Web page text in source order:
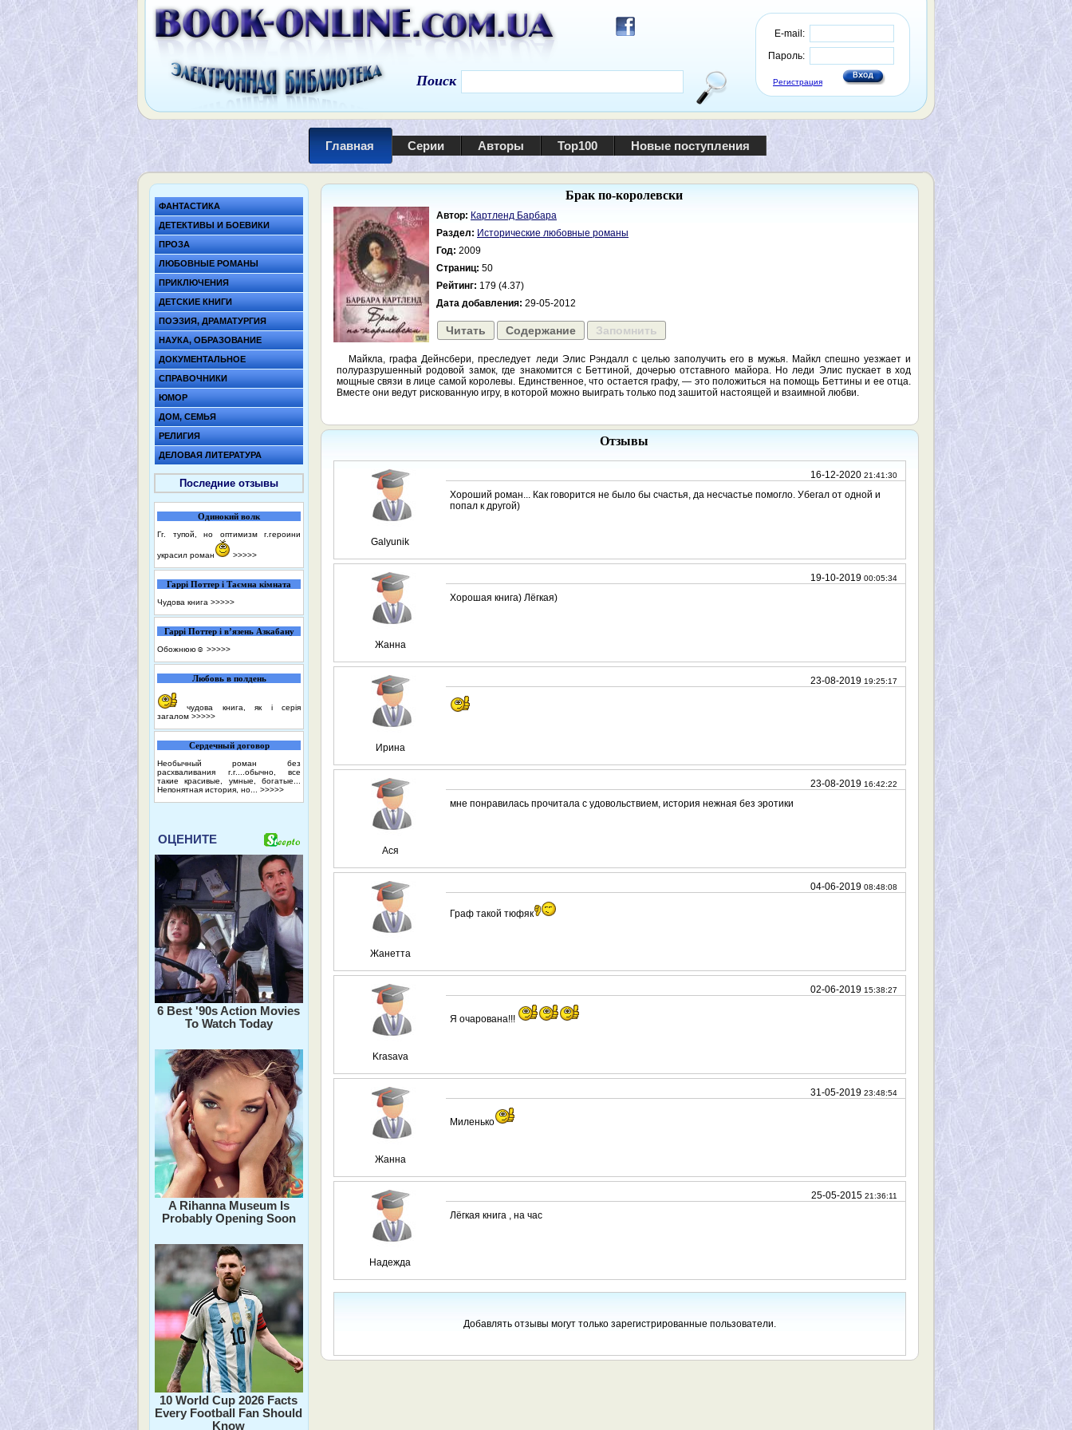
E-mail:
Пароль:
Регистрация
Поиск
Главная Серии Авторы Top100 Новые поступления
ФАНТАСТИКА
ДЕТЕКТИВЫ И БОЕВИКИ
ПРОЗА
ЛЮБОВНЫЕ РОМАНЫ
ПРИКЛЮЧЕНИЯ
ДЕТСКИЕ КНИГИ
ПОЭЗИЯ, ДРАМАТУРГИЯ
НАУКА, ОБРАЗОВАНИЕ
ДОКУМЕНТАЛЬНОЕ
СПРАВОЧНИКИ
ЮМОР
ДОМ, СЕМЬЯ
РЕЛИГИЯ
ДЕЛОВАЯ ЛИТЕРАТУРА
Последние отзывы
Одинокий волк
Гг. тупой, но оптимизм г.героини
украсил роман >>>>>
Гаррі Поттер і Таємна кімната
Чудова книга >>>>>
Гаррі Поттер і в’язень Азкабану
Обожнюю☺️ >>>>>
Любовь в полдень
чудова книга, як і серія
загалом >>>>>
Сердечный договор
Необычный роман без
расхваливания г.г....обычно, все
такие красивые, умные, богатые...
Непонятная история, но... >>>>>
ОЦЕНИТЕ
6 Best '90s Action Movies
To Watch Today
A Rihanna Museum Is
Probably Opening Soon
10 World Cup 2026 Facts
Every Football Fan Should
Know
Брак по-королевски
Автор: Картленд Барбара
Раздел: Исторические любовные романы
Год: 2009
Страниц: 50
Рейтинг: 179 (4.37)
Дата добавления: 29-05-2012
Читать Содержание Запомнить
Майкла, графа Дейнсбери, преследует леди Элис Рэндалл с целью заполучить его в мужья. Майкл спешно уезжает и
полуразрушенный родовой замок, где знакомится с Беттиной, дочерью отставного майора. Но леди Элис пускает в ход
мощные связи в лице самой королевы. Единственное, что остается графу, — это положиться на помощь Беттины и ее отца.
Вместе они ведут рискованную игру, в которой можно выиграть только под зашитой настоящей и взаимной любви.
Отзывы
Galyunik
16-12-2020 21:41:30
Хороший роман... Как говорится не было бы счастья, да несчастье помогло. Убегал от одной и
попал к другой)
Жанна
19-10-2019 00:05:34
Хорошая книга) Лёгкая)
Ирина
23-08-2019 19:25:17
Ася
23-08-2019 16:42:22
мне понравилась прочитала с удовольствием, история нежная без эротики
Жанетта
04-06-2019 08:48:08
Граф такой тюфяк
Krasava
02-06-2019 15:38:27
Я очарована!!!
Жанна
31-05-2019 23:48:54
Миленько
Надежда
25-05-2015 21:36:11
Лёгкая книга , на час
Добавлять отзывы могут только зарегистрированные пользователи.